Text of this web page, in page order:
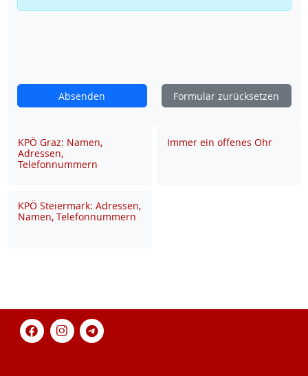
Absenden Formular zurücksetzen
KPÖ Graz: Namen,
Adressen,
Telefonnummern
Immer ein offenes Ohr
KPÖ Steiermark: Adressen,
Namen, Telefonnummern